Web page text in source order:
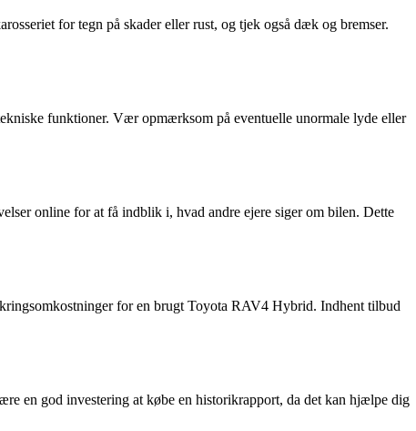
for tegn på skader eller rust, og tjek også dæk og bremser.
funktioner. Vær opmærksom på eventuelle unormale lyde eller
online for at få indblik i, hvad andre ejere siger om bilen. Dette
for en brugt Toyota RAV4 Hybrid. Indhent tilbud
en god investering at købe en historikrapport, da det kan hjælpe dig